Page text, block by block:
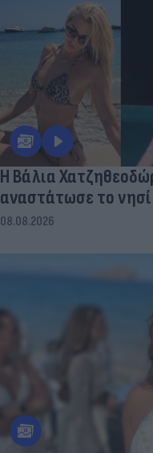
Η Βάλια
αναστάτωσε το νησί
08.08.2026